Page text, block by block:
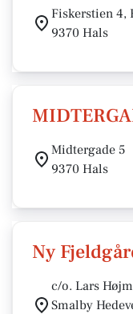
Fiskerstien 4,
9370 Hals
Midtergade 5
9370 Hals
Ny
c/o. Lars
Smalby